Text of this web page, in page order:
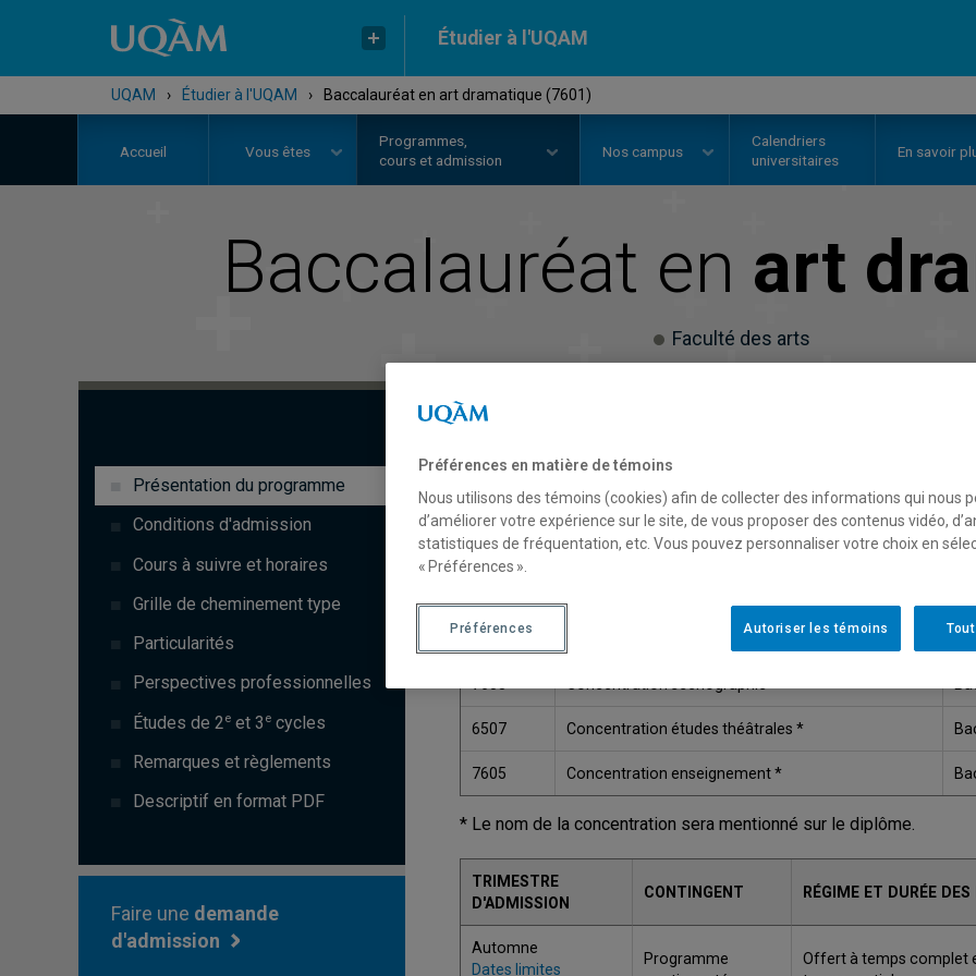
Étudier à l'UQAM
UQAM › Étudier à l'UQAM › Baccalauréat en art dramatique (7601)
Accueil Vous êtes
Programmes,
cours et admission
Nos campus
Calendriers
universitaires
En savoir
Baccalauréat en art
Faculté des arts
Présentation du programme
Conditions d'admission
Cours à suivre et horaires
Grille de cheminement type
Particularités
Perspectives professionnelles
Études de 2 e et 3 e cycles
Remarques et règlements
Descriptif en format PDF
Faire une demande
d'admission
Une version plus récente de ce programme est
6507 Concentration études théâtrales *
7605 Concentration enseignement *
* Le nom de la concentration sera mentionné sur le diplôme.
TRIMESTRE
D'ADMISSION
CONTINGENT RÉGIME ET DURÉE DES
Automne
Dates limites
Programme
Offert à temps complet
Préférences en matière de témoins
Nous utilisons des témoins (cookies) afin de collecter des informations qui nous
d’améliorer votre expérience sur le site, de vous proposer des contenus vidéo,
statistiques de fréquentation, etc. Vous pouvez personnaliser votre choix en
« Préférences ».
Autoriser les témoins
Préférences